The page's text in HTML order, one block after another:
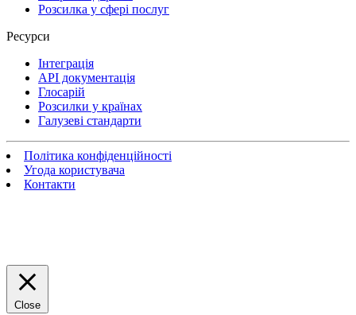
Розсилка у сфері послуг
Ресурси
Інтеграція
API документація
Глосарій
Розсилки у країнах
Галузеві стандарти
Політика конфіденційності
Угода користувача
Контакти
Close